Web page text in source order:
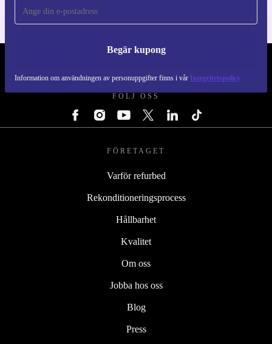
Begär kupong
Information om användningen av personuppgifter finns i vår Integritetspolicy
FÖLJ OSS
FÖRETAGET
Varför refurbed
Rekonditioneringsprocess
Hållbarhet
Kvalitet
Om oss
Jobba hos oss
Blog
Press